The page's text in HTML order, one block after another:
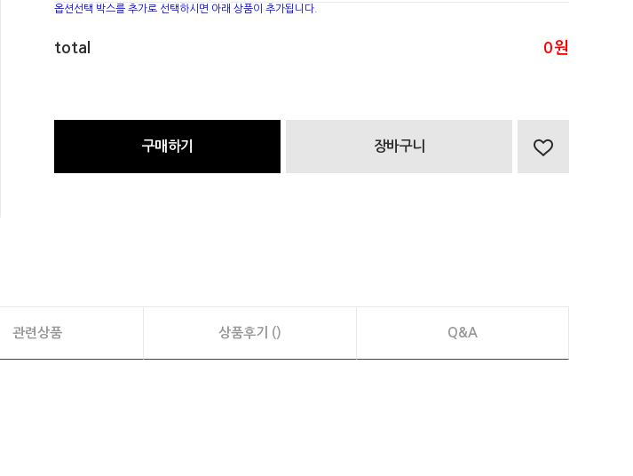
옵션선택 박스를 추가로 선택하시면 아래 상품이 추가됩니다.
total 0원
구매하기 장바구니
관련상품 상품후기 () Q&A